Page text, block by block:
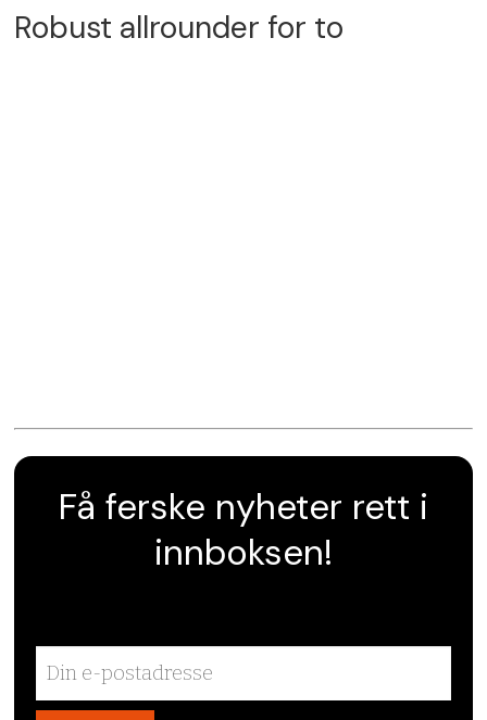
Robust allrounder for to
Få ferske nyheter rett i
innboksen!